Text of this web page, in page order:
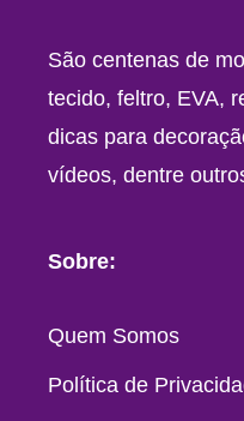
São centenas de
tecido, feltro, EVA,
dicas para
vídeos, dentre
Sobre:
Quem Somos
Política de